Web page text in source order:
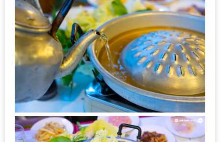
ส่วน
ตัว
นโยบาย
ความ
เป็น
ส่วน
ตัว
ประกาศ
ผล